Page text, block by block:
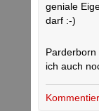
geniale
darf :-)
ich auch